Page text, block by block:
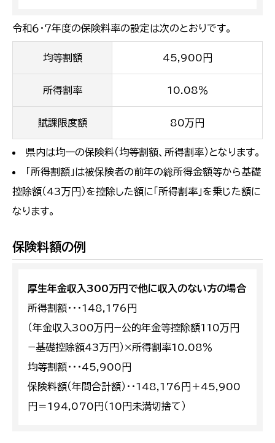
令和６・７年度の保険料率の設定は次のとおりです。
均等割額 45,900円
所得割率 10.08％
賦課限度額 80万円
県内は均一の保険料（均等割額、所得割率）となります。
「所得割額」は被保険者の前年の総所得金額等から基礎
控除額（43万円）を控除した額に「所得割率」を乗じた額に
なります。
保険料額の例
厚生年金収入300万円で他に収入のない方の場合
所得割額・・・148,176円
（年金収入300万円−公的年金等控除額110万円
−基礎控除額43万円）×所得割率10.08％
均等割額・・・45,900円
保険料額（年間合計額）・・148,176円＋45,900
円＝194,070円（10円未満切捨て）